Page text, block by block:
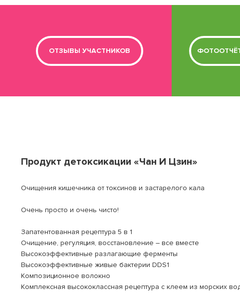
ОТЗЫВЫ УЧАСТНИКОВ
Продукт детоксикации «Чан И Цзин»
Очищения кишечника от токсинов и застарелого кала
Очень просто и очень чисто!
Запатентованная рецептура 5 в 1
Очищение, регуляция, восстановление – все вместе
Высокоэффективные разлагающие ферменты
Высокоэффективные живые бактерии DDS1
Композиционное волокно
Комплексная высококлассная рецептура с клеем из морских